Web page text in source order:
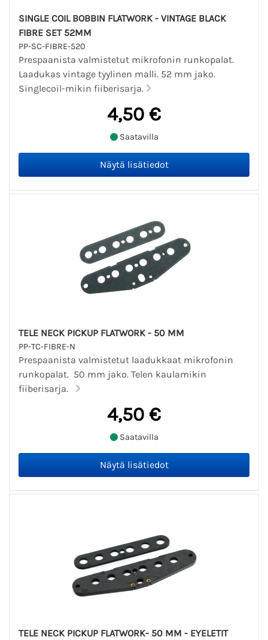
SINGLE COIL BOBBIN FLATWORK - VINTAGE BLACK
FIBRE SET 52MM
PP-SC-FIBRE-520
Prespaanista valmistetut mikrofonin runkopalat.
Laadukas vintage tyylinen malli. 52 mm jako.
Singlecoil-mikin fiiberisarja.
4,50 €
Saatavilla
TELE NECK PICKUP FLATWORK - 50 MM
PP-TC-FIBRE-N
Prespaanista valmistetut laadukkaat mikrofonin
runkopalat. 50 mm jako. Telen kaulamikin
fiiberisarja.
4,50 €
Saatavilla
TELE NECK PICKUP FLATWORK- 50 MM - EYELETIT